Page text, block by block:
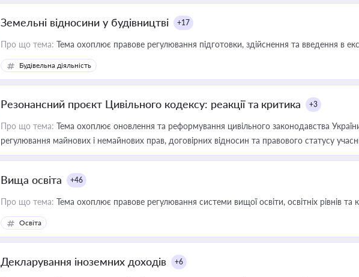
Земельні відносини у будівництві +17
Про що тема: Тема охоплює правове регулювання підготовки, здійснення та введення в
Будівельна діяльність
Резонансний проєкт Цивільного кодексу: реакції та критика +3
Про що тема: Тема охоплює оновлення та реформування цивільного законодавства
регулювання майнових і немайнових прав, договірних відносин та правового статусу
Вища освіта +46
Про що тема: Тема охоплює правове регулювання системи вищої освіти, освітніх рівнів та
Освіта
Декларування іноземних доходів +6